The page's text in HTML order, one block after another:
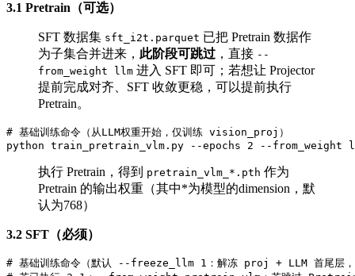
3.1 Pretrain（可选）
SFT 数据集 sft_i2t.parquet 已把 Pretrain 数据作
为子集合并进来， 此阶段可跳过 ，直接 --
from_weight llm 进入 SFT 即可；若想让 Projector
提前完成对齐、SFT 收敛更稳，可以提前执行
Pretrain。
# 基础训练命令（从LLM权重开始，仅训练 vision_proj）
执行 Pretrain，得到 pretrain_vlm_*.pth 作为
Pretrain 的输出权重（其中*为模型的dimension，默
认为768）
3.2 SFT（必须）
# 基础训练命令（默认 --freeze_llm 1：解冻 proj + LLM 首尾层，